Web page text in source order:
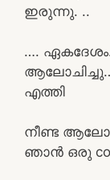
ഇരുന്നു. ..
….
എത്തി
നീണ്ട
ഞാൻ ഒരു